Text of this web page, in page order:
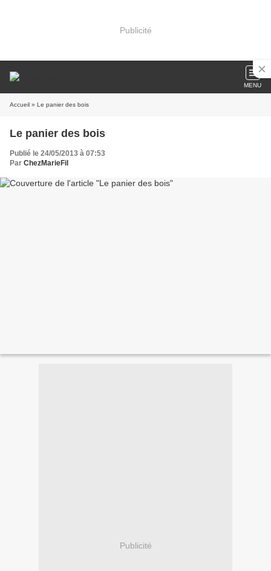
Publicité
MENU
Accueil » Le panier des bois
Le panier des bois
Publié le 24/05/2013 à 07:53
Par ChezMarieFil
Publicité